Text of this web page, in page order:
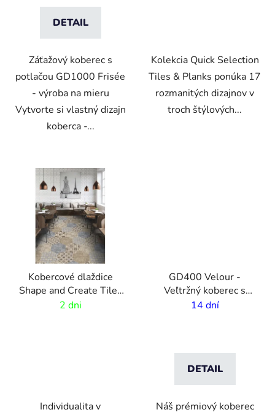
DETAIL
Záťažový koberec s
potlačou GD1000 Frisée
- výroba na mieru
Vytvorte si vlastný dizajn
koberca -...
Kolekcia Quick Selection
Tiles & Planks ponúka 17
rozmanitých dizajnov v
troch štýlových...
Kobercové dlaždice
Shape and Create Tiles
| 5 unikátnych tvarov
2 dni
Individualita v
GD400 Velour -
Veľtržný koberec s
vlastnou potlačou - 2m
14 dní
DETAIL
Náš prémiový koberec